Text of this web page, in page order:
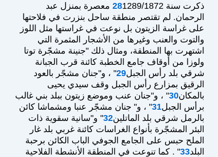
ذكرت سنة
281289/1872 معصرة بمنزل عبد
الرحمان. لم تقتصر منطقة ساحل بنزرت في فلاحتها
على غراسة الزيتون بل نوعت في غراستها مثل اللوز
والتوت والعنب وغيرها من الأشجار المثمرة التي
اشتهرت بها المنطقة، ومثال ذلك "جنينة مشجّرة توتا
ولوزا من أوقاف جامع الخطبة كائنة قرب الجبانة
شرقي بلد رأس الجبل29" ، و"جنان مشجّر بالعود
الرقيق بمزارع رأس الجبل وقف سيدي يحيى
بالمكان30" ، و"جنان عنب وموضع زيتون ببلد بني غالب
برأس الجبل31" ، و" جنان مشجّر عنبا ومشماشا كائن
بالرمل شرقي بلد الماتلين32" و"سانية سقوية ذات
البئر المشجّرة بأنواع الغراسات كائنة غربي بلد غار
الملح حبس على الجامع الجوفي الباب الكائن برحبة
البلد33" . كما تنوعت في المنطقة الأنشطة الفلاحية